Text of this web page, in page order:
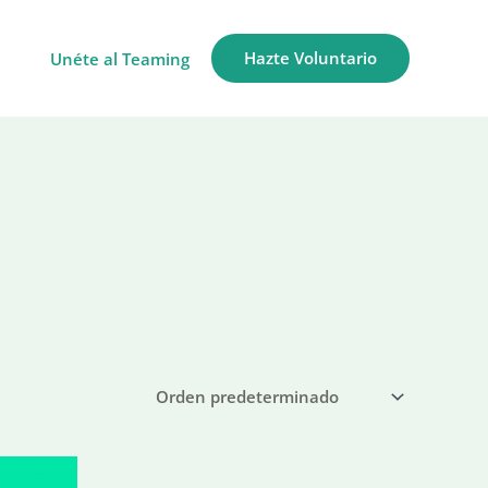
Unéte al Teaming Hazte Voluntario